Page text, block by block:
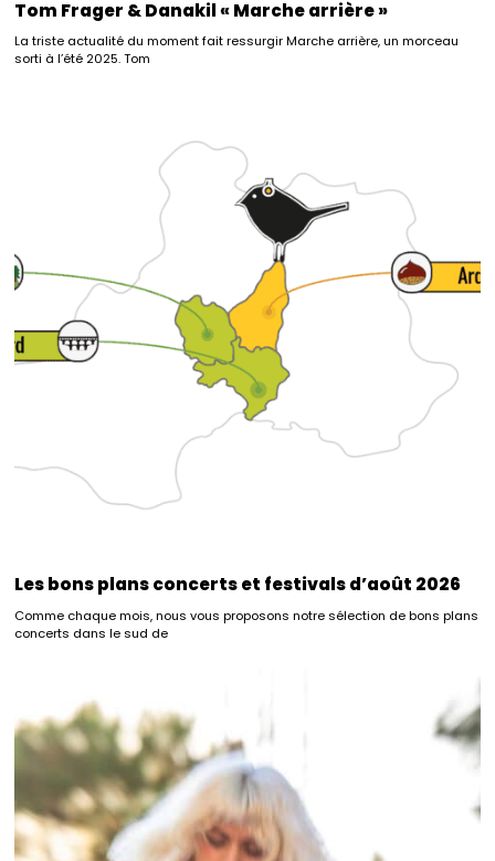
Tom Frager & Danakil « Marche arrière »
La triste actualité du moment fait ressurgir Marche arrière, un morceau
sorti à l’été 2025. Tom
Les bons plans concerts et festivals d’août 2026
Comme chaque mois, nous vous proposons notre sélection de bons plans
concerts dans le sud de